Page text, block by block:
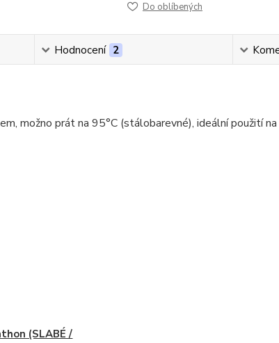
Do oblíbených
Hodnocení 2
možno prát na 95°C (stálobarevné), ideální použití
(SLABÉ /